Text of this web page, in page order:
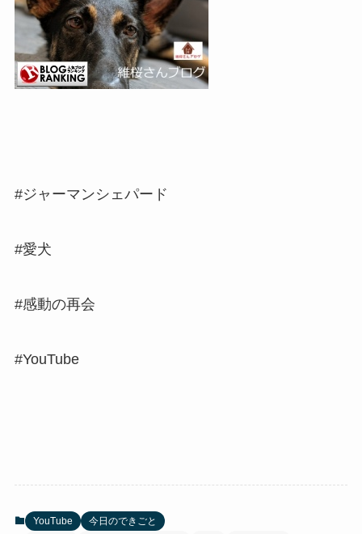
#ジャーマンシェパード
#愛犬
#感動の再会
#YouTube
YouTube
今日のできごと